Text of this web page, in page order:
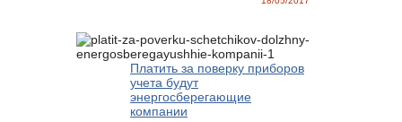
Платить за поверку приборов
учета будут
энергосберегающие
компании